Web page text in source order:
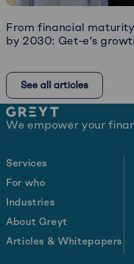
Intervention
From financial
by 2030: Get-e’s
more
about
From
financial
maturity
one
billion
revenue
by
2030:
See all articles
Site
footer
We empower your
Services
For who
Industries
About Greyt
Articles & Whitepapers